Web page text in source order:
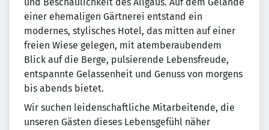
einer ehemaligen Gärtnerei entstand ein
modernes, stylisches Hotel, das mitten auf einer
freien Wiese gelegen, mit atemberaubendem
Blick auf die Berge, pulsierende Lebensfreude,
entspannte Gelassenheit und Genuss von morgens
bis abends bietet.
Wir suchen leidenschaftliche Mitarbeitende, die
unseren Gästen dieses Lebensgefühl näher